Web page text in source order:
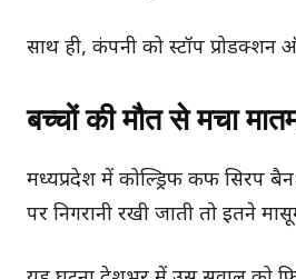
साथ ही, कंपनी को स्टॉप प्रोडक्शन
बच्चों की मौत से मचा
मध्यप्रदेश में कोल्ड्रिफ कफ सिरप
पर निगरानी रखी जाती तो इतने